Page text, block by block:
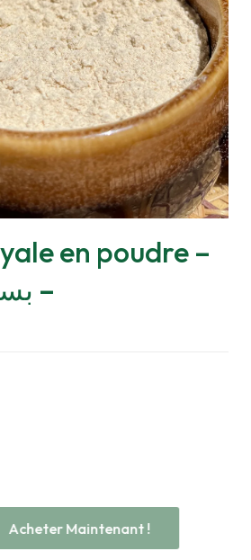
en poudre –
بسيسة روايال –
Acheter Maintenant !